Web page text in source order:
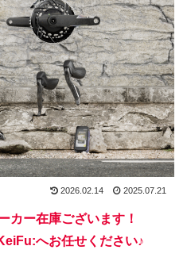
2026.02.14 2025.07.21
カー在庫ございます！
へお任せください♪